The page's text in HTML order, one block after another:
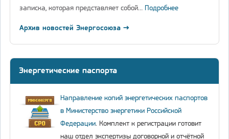
записка, которая представляет собой… Подробнее
Архив новостей Энергосоюза →
Энергетические паспорта
Направление копий энергетических паспортов
в Министерство энергетики Российской
Федерации. Комплект к регистрации готовит
наш отдел экспертизы договорной и отчётной